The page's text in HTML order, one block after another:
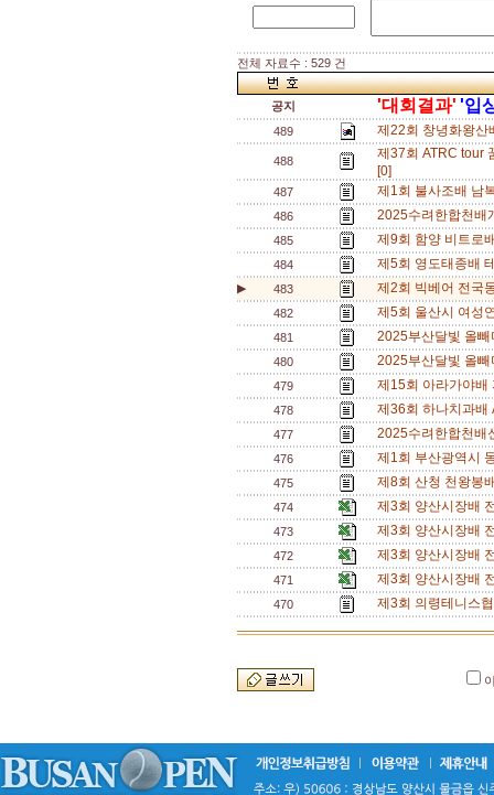
전체 자료수 : 529 건
공지 '대회결과' '입
489 제22회 창녕화왕
488
제37회 ATRC tour
[0]
487 제1회 불사조배 남
486 2025수려한합천
485 제9회 함양 비트로
484 제5회 영도태종배
▶ 483 제2회 빅베어 전국
482 제5회 울산시 여성
481 2025부산달빛 올
480 2025부산달빛 올
479 제15회 아라가야
478 제36회 하나치과
477 2025수려한합천
476 제1회 부산광역시
475 제8회 산청 천왕봉
474 제3회 양산시장배
473 제3회 양산시장배
472 제3회 양산시장배
471 제3회 양산시장배
470 제3회 의령테니스